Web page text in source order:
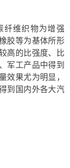
纤维织物为增强
胶等为基体所形
高的比强度、比
军工产品中得到
效果尤为明显，
到国内外各大汽